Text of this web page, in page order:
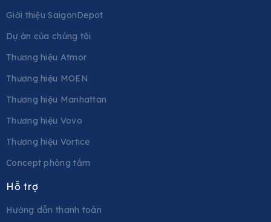
Giới thiệu SaigonDepot
Dự án của chúng tôi
Thương hiệu Atmor
Thương hiệu MOEN
Thương hiệu Manhattan
Thương hiệu Vovo
Thương hiệu Vortice
Concept phòng tắm
Hỗ trợ
Hướng dẫn thanh toán